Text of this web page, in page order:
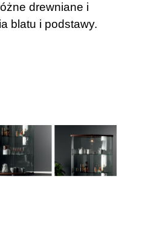
drewniane i
blatu i podstawy.